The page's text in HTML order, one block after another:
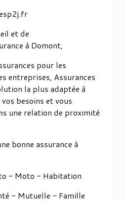
et de
à Domont,
pour les
entreprises, Assurances
la plus adaptée à
besoins et vous
une relation de proximité
bonne assurance à
- Moto - Habitation
- Mutuelle - Famille